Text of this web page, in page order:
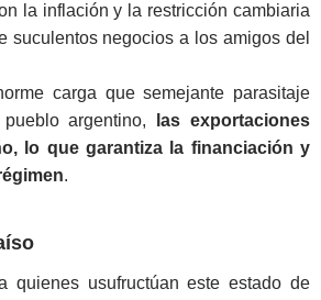
la inflación y la restricción cambiaria
suculentos negocios a los amigos del
carga que semejante parasitaje
argentino,
las exportaciones
lo que garantiza la financiación y
.
quienes usufructúan este estado de